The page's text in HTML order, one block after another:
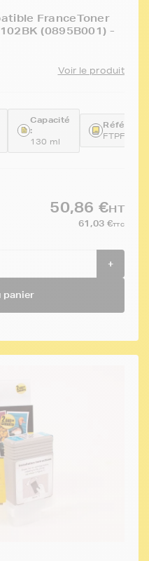
FranceToner
(0895B001) -
Voir le produit
Capacité
:
130 ml
50,86 €HT
61,03 €TTC
+
panier